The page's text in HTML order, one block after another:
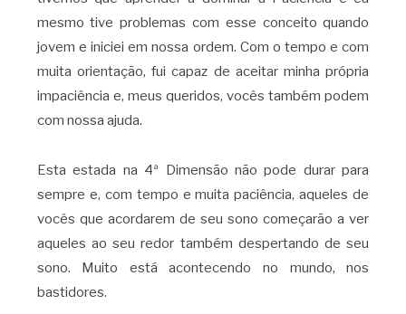
mesmo tive problemas com esse conceito quando
jovem e iniciei em nossa ordem. Com o tempo e com
muita orientação, fui capaz de aceitar minha própria
impaciência e, meus queridos, vocês também podem
com nossa ajuda.
Esta estada na 4ª Dimensão não pode durar para
sempre e, com tempo e muita paciência, aqueles de
vocês que acordarem de seu sono começarão a ver
aqueles ao seu redor também despertando de seu
sono. Muito está acontecendo no mundo, nos
bastidores.